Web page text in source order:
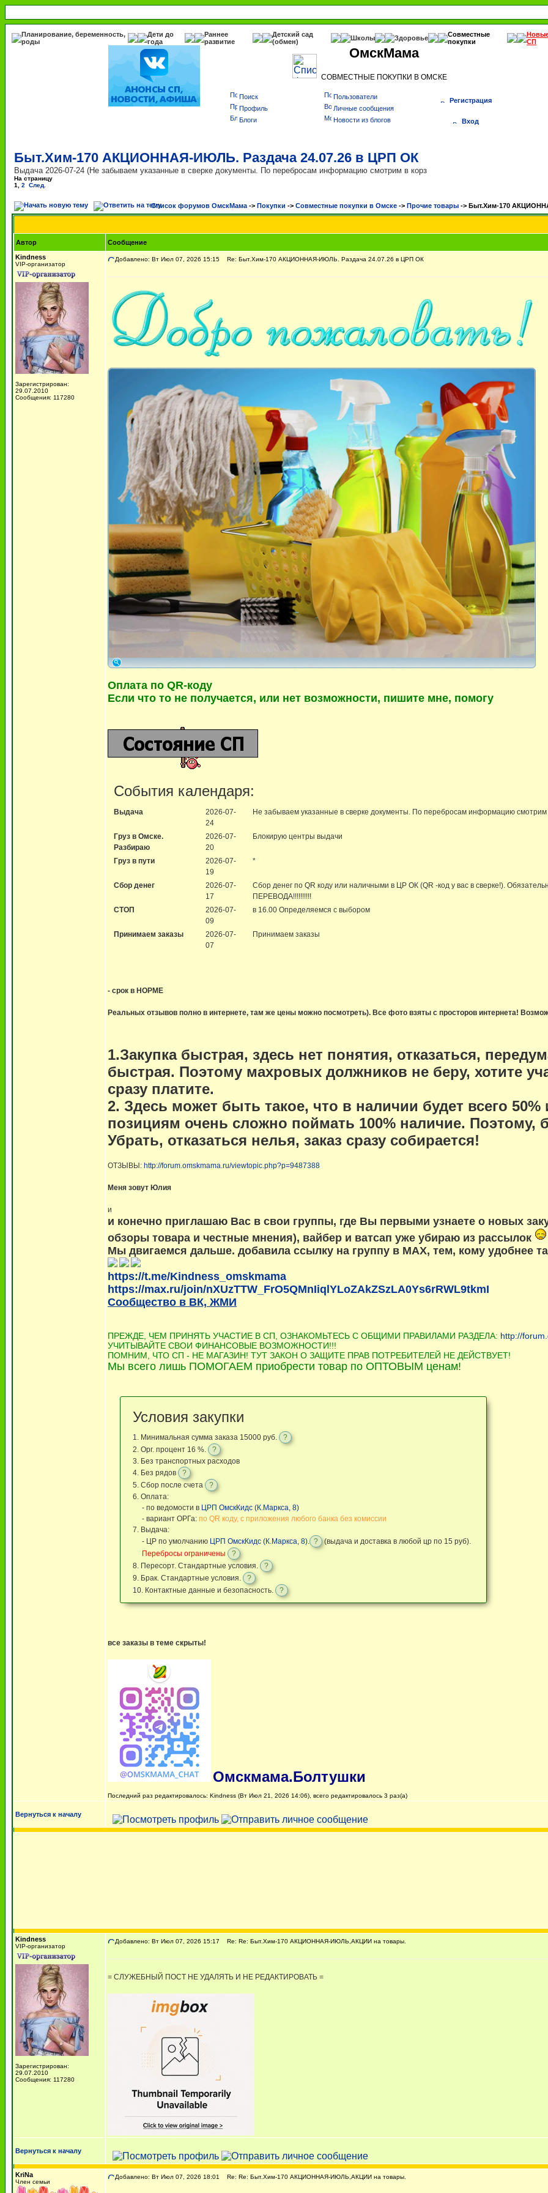
Планирование, беременность,
роды
Дети до
года
Раннее
развитие
Детский сад
(обмен)
Школы Здоровье
Совместные
покупки
СП
ОмскМама
СОВМЕСТНЫЕ ПОКУПКИ В ОМСКЕ
Поиск
Пользователи
Профиль
Личные сообщения
Блоги
Новости из блогов
Регистрация
Вход
Быт.Хим-170 АКЦИОННАЯ-ИЮЛЬ. Раздача 24.07.26 в ЦРП ОК
Выдача 2026-07-24 (Не забываем указанные в сверке документы. По перебросам информацию смотрим в корз
На страницу
1
2 След.
Список форумов ОмскМама -> Покупки -> Cовместные покупки в Омске -> Прочие товары -> Быт.Хим-170
Автор
Сообщение
Kindness
VIP-организатор
Зарегистрирован:
29.07.2010
Сообщения: 117280
Добавлено: Вт Июл 07, 2026 15:15 Re: Быт.Хим-170 АКЦИОННАЯ-ИЮЛЬ. Раздача 24.07.26 в ЦРП ОК
Оплата по QR-коду
Если что то не получается, или нет возможности, пишите мне, помогу
События календаря:
Выдача
2026-07-
24
Не забываем указанные в сверке документы. По перебросам информацию смотрим
Груз в Омске.
Разбираю
2026-07-
20
Блокирую центры выдачи
Груз в пути
2026-07-
19
*
Сбор денег
2026-07-
17
Сбор денег по QR коду или наличными в ЦР ОК (QR -код у вас в сверке!).
ПЕРЕВОДА!!!!!!!!!!
СТОП
2026-07-
09
в 16.00 Определяемся с выбором
Принимаем заказы
2026-07-
07
Принимаем заказы
- срок в НОРМЕ
Реальных отзывов полно в интернете, там же цены можно посмотреть). Все фото взяты с просторов интернета!
1.Закупка быстрая, здесь нет понятия, отказаться,
быстрая. Поэтому махровых должников не беру, хотите
сразу платите.
2. Здесь может быть такое, что в наличии будет всего
позициям очень сложно поймать 100% наличие. Поэтому,
Убрать, отказаться нелья, заказ сразу собирается!
ОТЗЫВЫ: http://forum.omskmama.ru/viewtopic.php?p=9487388
Меня зовут Юлия
и
и конечно приглашаю Вас в свои группы, где Вы первыми узнаете о новых
обзоры товара и честные мнения), вайбер и ватсап уже убираю из рассылок
Мы двигаемся дальше. добавила ссылку на группу в МАХ, тем, кому удобнее
https://t.me/Kindness_omskmama
https://max.ru/join/nXUzTTW_FrO5QMnIiqlYLoZAkZSzLA0Ys6rRWL9tkmI
Сообщество в ВК, ЖМИ
ПРЕЖДЕ, ЧЕМ ПРИНЯТЬ УЧАСТИЕ В СП, ОЗНАКОМЬТЕСЬ С ОБЩИМИ ПРАВИЛАМИ РАЗДЕЛА: http://
УЧИТЫВАЙТЕ СВОИ ФИНАНСОВЫЕ ВОЗМОЖНОСТИ!!!
ПОМНИМ, ЧТО СП - НЕ МАГАЗИН! ТУТ ЗАКОН О ЗАЩИТЕ ПРАВ ПОТРЕБИТЕЛЕЙ НЕ ДЕЙСТВУЕТ!
Мы всего лишь ПОМОГАЕМ приобрести товар по ОПТОВЫМ ценам!
Условия закупки
1. Минимальная сумма заказа 15000 руб.
?
2. Орг. процент 16 %.
?
3. Без транспортных расходов
4. Без рядов
?
5. Сбор после счета
?
6. Оплата:
- по ведомости в ЦРП ОмскКидс (К.Маркса, 8)
- вариант ОРГа: по QR коду, с приложения любого банка без комиссии
7. Выдача:
- ЦР по умолчанию ЦРП ОмскКидс (К.Маркса, 8). ?
(выдача и доставка в любой цр по 15 руб).
Перебросы ограничены
?
8. Пересорт. Стандартные условия.
?
9. Брак. Стандартные условия.
?
10. Контактные данные и безопасность.
?
все заказы в теме скрыты!
Омскмама.Болтушки
Последний раз редактировалось: Kindness (Вт Июл 21, 2026 14:06), всего редактировалось 3 раз(а)
Вернуться к началу
Kindness
VIP-организатор
Зарегистрирован:
29.07.2010
Сообщения: 117280
Добавлено: Вт Июл 07, 2026 15:17 Re: Re: Быт.Хим-170 АКЦИОННАЯ-ИЮЛЬ,АКЦИИ на товары.
= СЛУЖЕБНЫЙ ПОСТ НЕ УДАЛЯТЬ И НЕ РЕДАКТИРОВАТЬ =
Вернуться к началу
KriNa
Член семьи
Добавлено: Вт Июл 07, 2026 18:01 Re: Re: Быт.Хим-170 АКЦИОННАЯ-ИЮЛЬ,АКЦИИ на товары.